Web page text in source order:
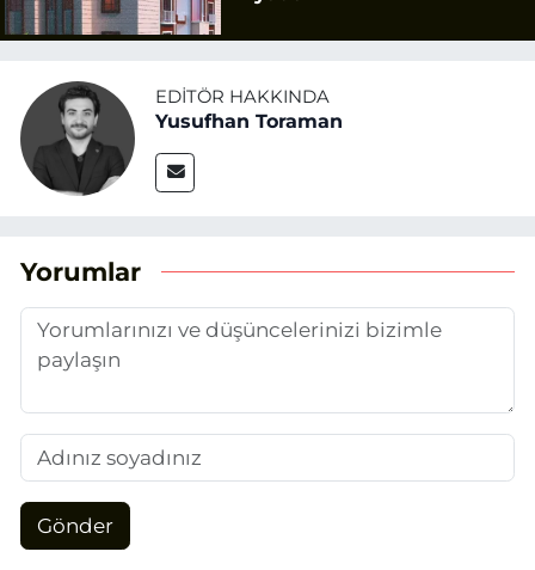
EDITÖR HAKKINDA
Yusufhan Toraman
Yorumlar
Gönder